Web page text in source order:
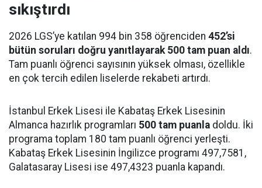
sıkıştırdı
2026 LGS’ye katılan 994 bin 358 öğrenciden 452’si
bütün soruları doğru yanıtlayarak 500 tam puan aldı.
Tam puanlı öğrenci sayısının yüksek olması, özellikle
en çok tercih edilen liselerde rekabeti artırdı.
İstanbul Erkek Lisesi ile Kabataş Erkek Lisesinin
Almanca hazırlık programları 500 tam puanla doldu. İki
programa toplam 180 tam puanlı öğrenci yerleşti.
Kabataş Erkek Lisesinin İngilizce programı 497,7581,
Galatasaray Lisesi ise 497,4323 puanla kapandı.